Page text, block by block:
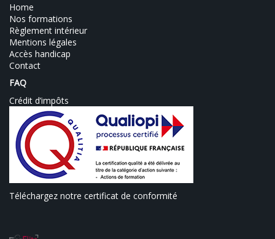
Home
Nos formations
Règlement intérieur
Mentions légales
Accès handicap
Contact
FAQ
Crédit d’impôts
Téléchargez notre certificat de conformité